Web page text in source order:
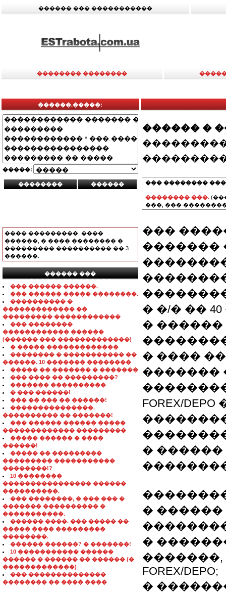
������ ��� �����������
�������� ��������
������.�����:
�����:
���� ���������, ����
������, � ���� �������� �
��������� ���������� �� 3
������.
������ ���
���������������
��� ������ ������.
��� ������ ����� ��������.
���������� �
������������� ��
��������� ������������
��� ��������
������������ ������
(������ ��� �������������)
� ����� �������������
�������� � ����������� ��
������. 10 ������� ��������
����� �� ������� � �������
��� ���� �� ���������?
������� ����������
� ��� ������!
��� �� ��� �� ������!
���������������.
���������� �� �������!
��� ������ ������ �����
������������� ���������
����� ������ � ����
������!
����� �� ���������
��������� �����������
��������!?
10 ��������
���������������� ������
����������.
��� ��������, � ��� ��� �
������� ���������� �
�����������.
������ ����. ��� ����� ��
����� ���� ���������
��������.
������ ������? � �������!
10 ����������� ������
������ � ������ �� ������ (�
�������������)
��� ��������������
�������� �� ���� ����
������ �
��� ��������
�������� ���.
���, ���
���
�������
� �/� ��
�
� ����
�������
FOREX/
�
�
�
FOREX/DEPO;
�